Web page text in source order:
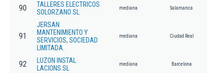
90
TALLERES ELECTRICOS
SOLORZANO SL
mediana Salamanca
91
JERSAN
MANTENIMIENTO Y
SERVICIOS, SOCIEDAD
LIMITADA.
mediana Ciudad Real
92
LUZON INSTAL
LACIONS SL
mediana Barcelona